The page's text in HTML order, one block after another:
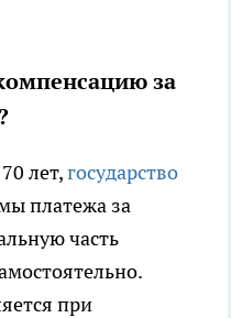
за
лет,государство
платежа за
часть
при